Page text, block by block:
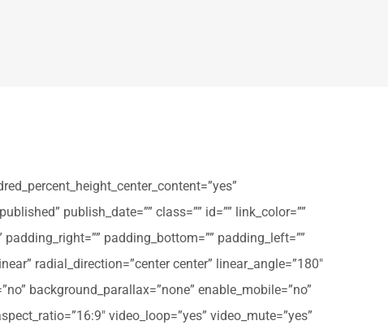
publish_date=”” class=”” id=”” link_color=””
padding_bottom=”” padding_left=””
radial_direction=”center center” linear_angle=”180″
background_parallax=”none” enable_mobile=”no”
video_loop=”yes” video_mute=”yes”